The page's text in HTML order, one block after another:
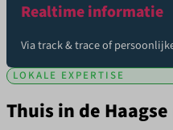
Realtime informatie
Via track & trace of
LOKALE EXPERTISE
Thuis in de